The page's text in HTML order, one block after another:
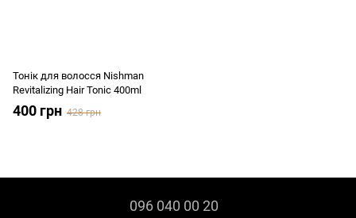
Тонік для волосся Nishman
Revitalizing Hair Tonic 400ml
400 грн 428 грн
096 040 00 20